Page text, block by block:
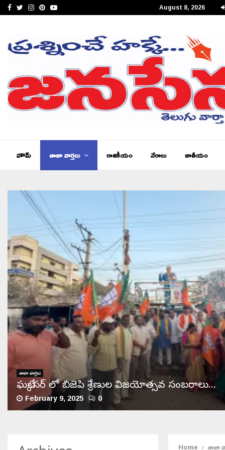
Facebook
Twitter
Instagram
Pinterest
Youtube August 8, 2026
జనసేన తెలుగు న్యూస్ ఆంధ్రప్రదేశ్ ఈ – పేపర్,…
హొమ్ తాజా వార్తలు రాజకీయం నేరాలు జాతీయం
ఘ
తాజా వార్తలు
ఘట్కేసర్ లో బిజెపి శ్రేణుల విజయోత్సవ సంబరాలు…
February 9, 2025
0
Home తాజా